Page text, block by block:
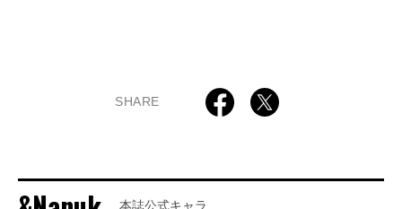
SHARE
本誌公式キャラ